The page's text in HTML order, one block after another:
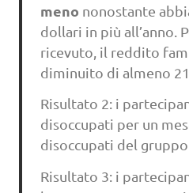
meno nonostante
dollari in più all’anno.
ricevuto, il reddito
diminuito di almeno
Risultato 2: i
disoccupati per un
disoccupati del
Risultato 3: i